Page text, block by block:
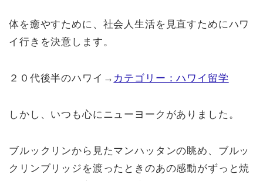
体を癒やすために、社会人生活を見直すためにハワ
イ行きを決意します。
２０代後半のハワイ→ カテゴリー：ハワイ留学
しかし、いつも心にニューヨークがありました。
ブルックリンから見たマンハッタンの眺め、ブルッ
クリンブリッジを渡ったときのあの感動がずっと焼